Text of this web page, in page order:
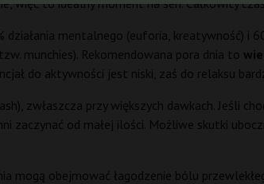
więc to idealny moment na sen. Całkowity
mentalnego (euforia, kreatywność) i
munchies). Rekomendowana pora dnia to
do aktywności jest niski, zaś do relaksu
zwłaszcza przy większych dawkach. Jeśli
zaczynać od małej ilości. Możliwe skutki
mogą obejmować łagodzenie bólu